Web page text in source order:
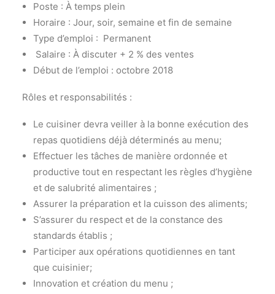
Poste : À temps plein
Horaire : Jour, soir, semaine et fin de semaine
Type d’emploi : Permanent
Salaire : À discuter + 2 % des ventes
Début de l’emploi : octobre 2018
Rôles et responsabilités :
Le cuisiner devra veiller à la bonne exécution des
repas quotidiens déjà déterminés au menu;
Effectuer les tâches de manière ordonnée et
productive tout en respectant les règles d’hygiène
et de salubrité alimentaires ;
Assurer la préparation et la cuisson des aliments;
S’assurer du respect et de la constance des
standards établis ;
Participer aux opérations quotidiennes en tant
que cuisinier;
Innovation et création du menu ;